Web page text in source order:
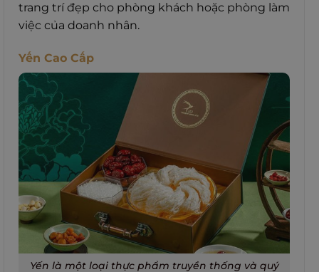
trang trí đẹp cho phòng khách hoặc phòng làm
việc của doanh nhân.
Yến Cao Cấp
Yến là một loại thực phẩm truyền thống và quý